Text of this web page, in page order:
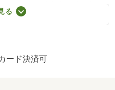
ウスリーブ株式会社 契約
保証委託料：賃料総額の
面所独立など豊富に揃っ
っております。カメラで
る
ード決済可